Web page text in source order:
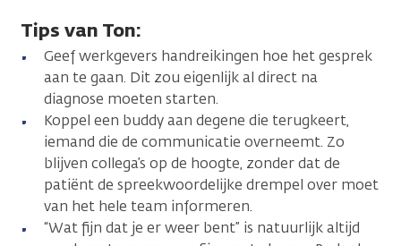
Tips van Ton:
Geef werkgevers handreikingen hoe het gesprek
aan te gaan. Dit zou eigenlijk al direct na
diagnose moeten starten.
Koppel een buddy aan degene die terugkeert,
iemand die de communicatie overneemt. Zo
blijven collega’s op de hoogte, zonder dat de
patiënt de spreekwoordelijke drempel over moet
van het hele team informeren.
“Wat fijn dat je er weer bent” is natuurlijk altijd